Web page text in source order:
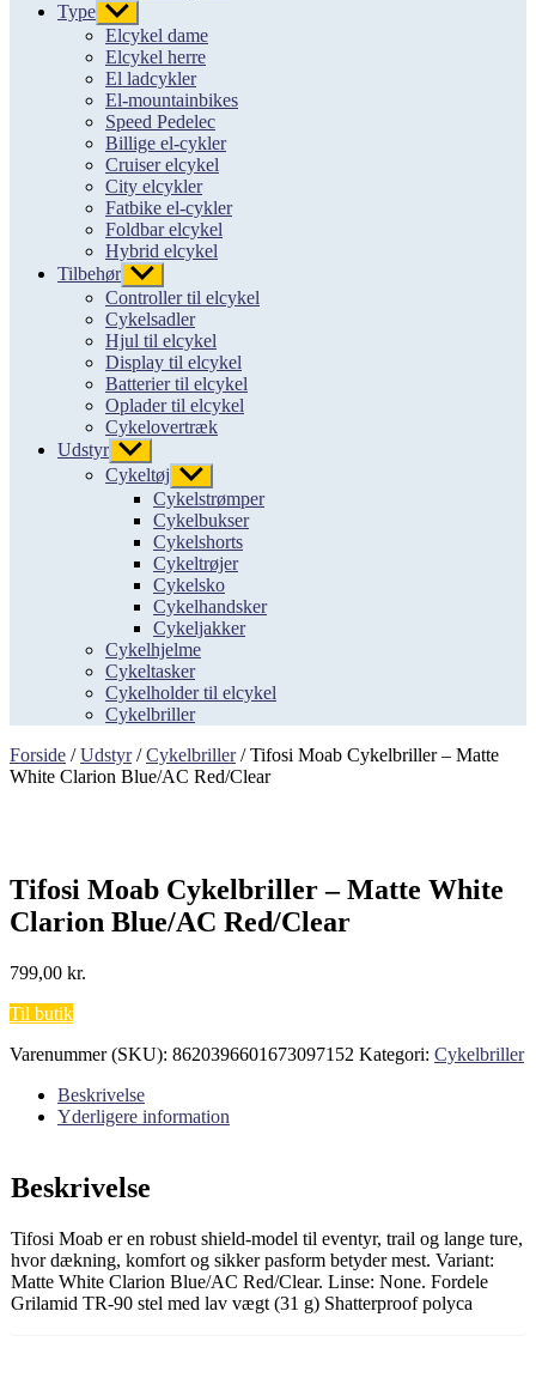
Type Vis
undermenu
Elcykel dame
Elcykel herre
El ladcykler
El-mountainbikes
Speed Pedelec
Billige el-cykler
Cruiser elcykel
City elcykler
Fatbike el-cykler
Foldbar elcykel
Hybrid elcykel
Tilbehør Vis
undermenu
Controller til elcykel
Cykelsadler
Hjul til elcykel
Display til elcykel
Batterier til elcykel
Oplader til elcykel
Cykelovertræk
Udstyr Vis
undermenu
Cykeltøj Vis
undermenu
Cykelstrømper
Cykelbukser
Cykelshorts
Cykeltrøjer
Cykelsko
Cykelhandsker
Cykeljakker
Cykelhjelme
Cykeltasker
Cykelholder til elcykel
Cykelbriller
Forside /Udstyr/Cykelbriller/ Tifosi Moab Cykelbriller – Matte
White Clarion Blue/AC Red/Clear
Tifosi Moab Cykelbriller – Matte White
Clarion Blue/AC Red/Clear
799,00 kr.
Til butik
Varenummer (SKU): 8620396601673097152 Kategori: Cykelbriller
Beskrivelse
Yderligere information
Beskrivelse
Tifosi Moab er en robust shield-model til eventyr, trail og lange ture,
hvor dækning, komfort og sikker pasform betyder mest. Variant:
Matte White Clarion Blue/AC Red/Clear. Linse: None. Fordele
Grilamid TR-90 stel med lav vægt (31 g) Shatterproof polyca